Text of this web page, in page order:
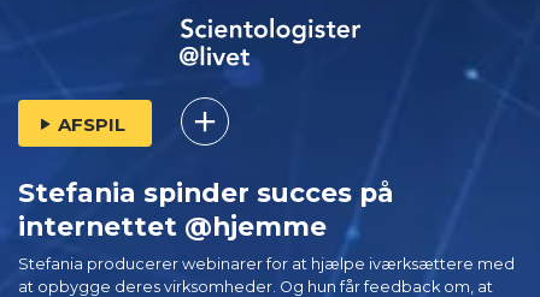
AFSPIL
Stefania spinder succes på
internettet @hjemme
Stefania producerer webinarer for at hjælpe iværksættere med
at opbygge deres virksomheder. Og hun får feedback om, at